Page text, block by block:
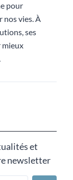
pour
nos vies. À
ses
mieux
et
newsletter